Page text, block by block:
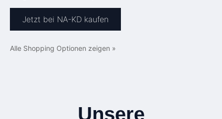
Jetzt bei NA-KD kaufen
Alle Shopping Optionen zeigen »
Unsere